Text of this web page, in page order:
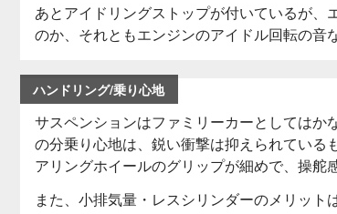
あとアイドリングストップが付いているが
のか、それともエンジンのアイドル回転の音
ハンドリング/乗り心地
サスペンションはファミリーカーとしては
の分乗り心地は、鋭い衝撃は抑えられてい
アリングホイールのグリップが細めで、操舵
また、小排気量・レスシリンダーのメリッ